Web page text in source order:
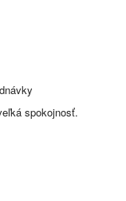
spokojnosť.